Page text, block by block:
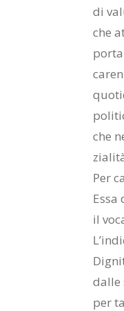
di
che
che
Per
Essa
il
dal­le
per